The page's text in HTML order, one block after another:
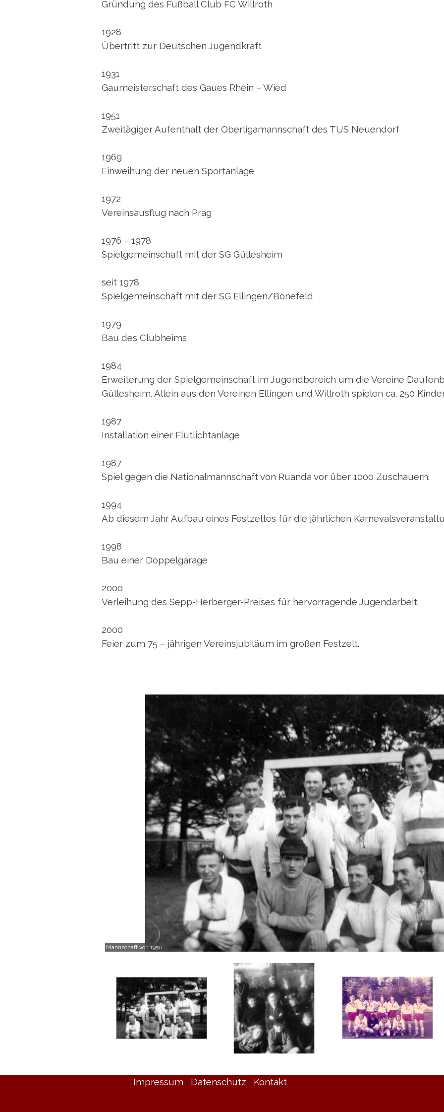
Gründung des Fußball Club FC Willroth
1928
Übertritt zur Deutschen Jugendkraft
1931
Gaumeisterschaft des Gaues Rhein – Wied
1951
Zweitägiger Aufenthalt der Oberligamannschaft des TUS Neuendorf
1969
Einweihung der neuen Sportanlage
1972
Vereinsausflug nach Prag
1976 – 1978
Spielgemeinschaft mit der SG Güllesheim
seit 1978
Spielgemeinschaft mit der SG Ellingen/Bonefeld
1979
Bau des Clubheims
1984
Erweiterung der Spielgemeinschaft im Jugendbereich um die Vereine
Güllesheim. Allein aus den Vereinen Ellingen und Willroth spielen ca. 250
1987
Installation einer Flutlichtanlage
1987
Spiel gegen die Nationalmannschaft von Ruanda vor über 1000 Zuschauern.
1994
Ab diesem Jahr Aufbau eines Festzeltes für die jährlichen
1998
Bau einer Doppelgarage
2000
Verleihung des Sepp-Herberger-Preises für hervorragende Jugendarbeit.
2000
Feier zum 75 – jährigen Vereinsjubiläum im großen Festzelt.
Mannschaft von 1950
Impressum Datenschutz Kontakt